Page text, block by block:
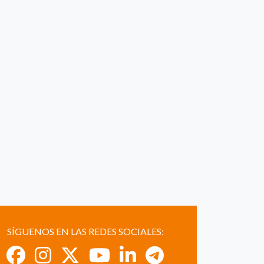
SÍGUENOS EN LAS REDES SOCIALES: